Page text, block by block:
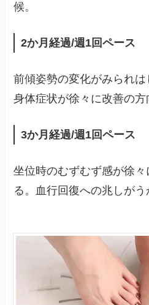
候。
2か月経過/週1回ペース
前傾姿勢の変化がみられ
身体症状が徐々に改善の方
3か月経過/週1回ペース
坐位時のむずむず感が徐
る。血行回復への兆しがう